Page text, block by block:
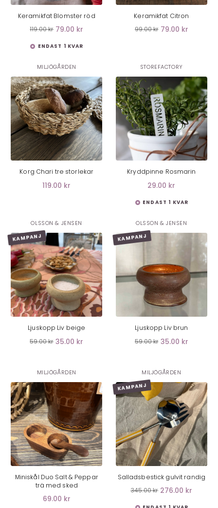
Keramikfat Blomster röd
119.00 kr 79.00 kr
ENDAST 1 KVAR
Keramikfat Citron
99.00 kr 79.00 kr
MILJÖGÅRDEN
Korg Chari tre storlekar
119.00 kr
STOREFACTORY
LÄGG I VARUKORG
Kryddpinne Rosmarin
29.00 kr
ENDAST 1 KVAR
OLSSON & JENSEN
KAMPANJ
LÄGG I VARUKORG
Ljuskopp Liv beige
59.00 kr 35.00 kr
OLSSON & JENSEN
KAMPANJ
LÄGG I VARUKORG
Ljuskopp Liv brun
59.00 kr 35.00 kr
MILJÖGÅRDEN
LÄGG I VARUKORG
Miniskål Duo Salt & Peppar
trä med sked
69.00 kr
MILJÖGÅRDEN
KAMPANJ
LÄGG I VARUKORG
Salladsbestick gulvit randig
345.00 kr 276.00 kr